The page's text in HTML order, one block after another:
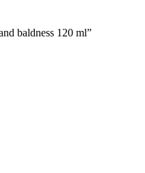
baldness 120 ml”